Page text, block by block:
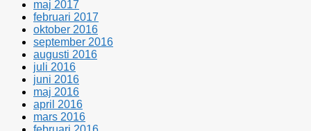
maj 2017
februari 2017
oktober 2016
september 2016
augusti 2016
juli 2016
juni 2016
maj 2016
april 2016
mars 2016